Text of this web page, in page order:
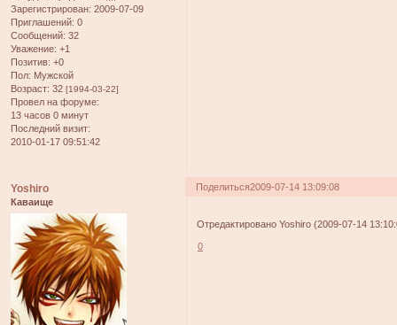
Зарегистрирован: 2009-07-09
Приглашений: 0
Сообщений: 32
Уважение: +1
Позитив: +0
Пол: Мужской
Возраст: 32 [1994-03-22]
Провел на форуме:
13 часов 0 минут
Последний визит:
2010-01-17 09:51:42
Поделиться2009-07-14 13:09:08
Yoshiro
Каваище
Отредактировано Yoshiro (2009-07-14
0